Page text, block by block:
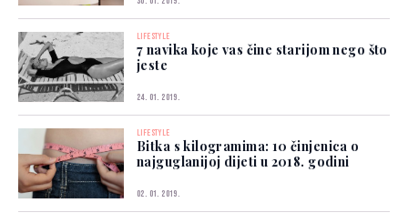
LIFESTYLE
7 navika koje vas čine starijom nego što
jeste
24. 01. 2019.
LIFESTYLE
Bitka s kilogramima: 10 činjenica o
najguglanijoj dijeti u 2018. godini
02. 01. 2019.